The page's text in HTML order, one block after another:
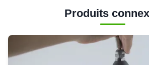
Produits